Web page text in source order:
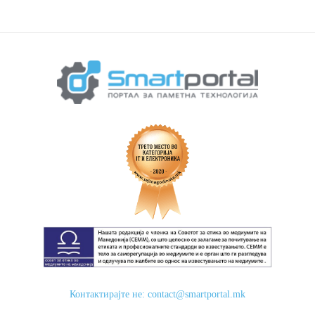
Контактирајте не: contact@smartportal.mk